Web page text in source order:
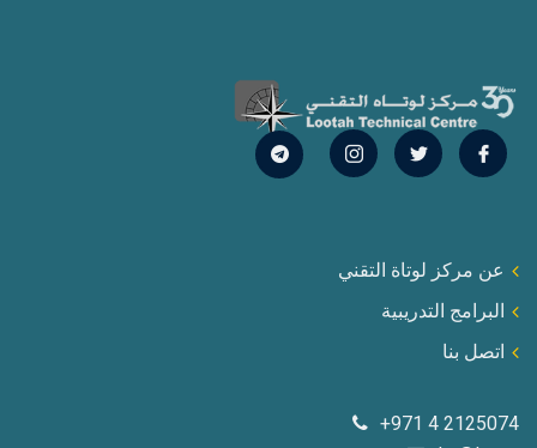
عن مركز لوتاة التقني
البرامج التدريبية
اتصل بنا
+971 4 2125074